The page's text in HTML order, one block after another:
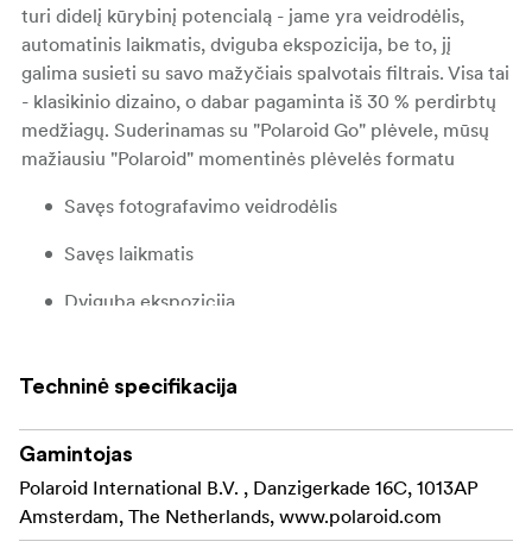
turi didelį kūrybinį potencialą - jame yra veidrodėlis,
automatinis laikmatis, dviguba ekspozicija, be to, jį
galima susieti su savo mažyčiais spalvotais filtrais. Visa tai
- klasikinio dizaino, o dabar pagaminta iš 30 % perdirbtų
medžiagų. Suderinamas su "Polaroid Go" plėvele, mūsų
mažiausiu "Polaroid" momentinės plėvelės formatu
Savęs fotografavimo veidrodėlis
Savęs laikmatis
Dviguba ekspozicija
Tikslus šviesos jutiklis
Tiksli, žmogui draugiška blykstė
Vidinis įkraunamas ličio jonų akumuliatorius
Pridedamas riešo dirželis ir USB-C įkrovimo laidas
Techninė specifikacija
Gamintojas
Polaroid International B.V. , Danzigerkade 16C, 1013AP
Amsterdam, The Netherlands, www.polaroid.com